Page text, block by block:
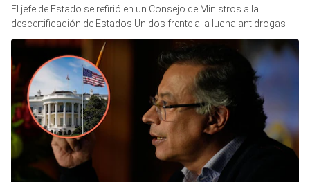
El jefe de Estado se refirió en un Consejo de Ministros a la
descertificación de Estados Unidos frente a la lucha antidrogas